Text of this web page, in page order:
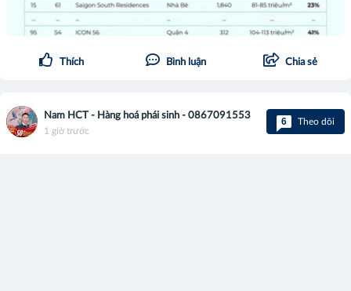
Thích Bình luận Chia sẻ
Nam HCT - Hàng hoá phái sinh - 0867091553
1 giờ trước
6 Theo dõi